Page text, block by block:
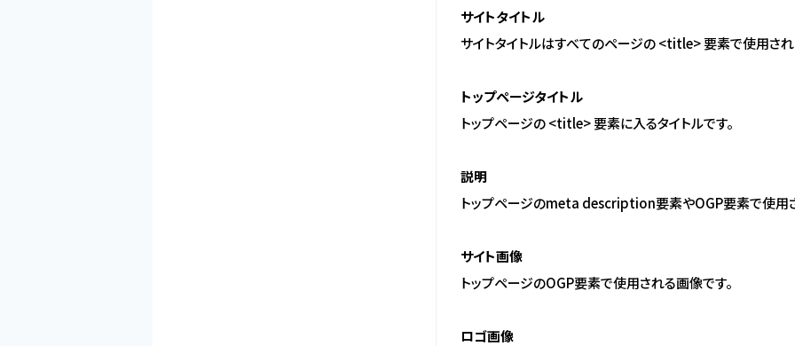
サイトタイトル
サイトタイトルはすべてのページの <title> 要素で使用され
トップページタイトル
トップページの <title> 要素に入るタイトルです。
説明
トップページのmeta description要素やOGP要素で使用さ
サイト画像
トップページのOGP要素で使用される画像です。
ロゴ画像